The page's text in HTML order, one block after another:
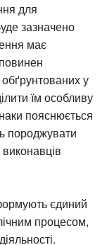
для
зазначено
має
у
їм особливу
пояснюється
породжувати
єдиний
процесом,